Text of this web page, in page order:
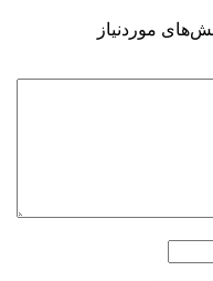
موردنیاز